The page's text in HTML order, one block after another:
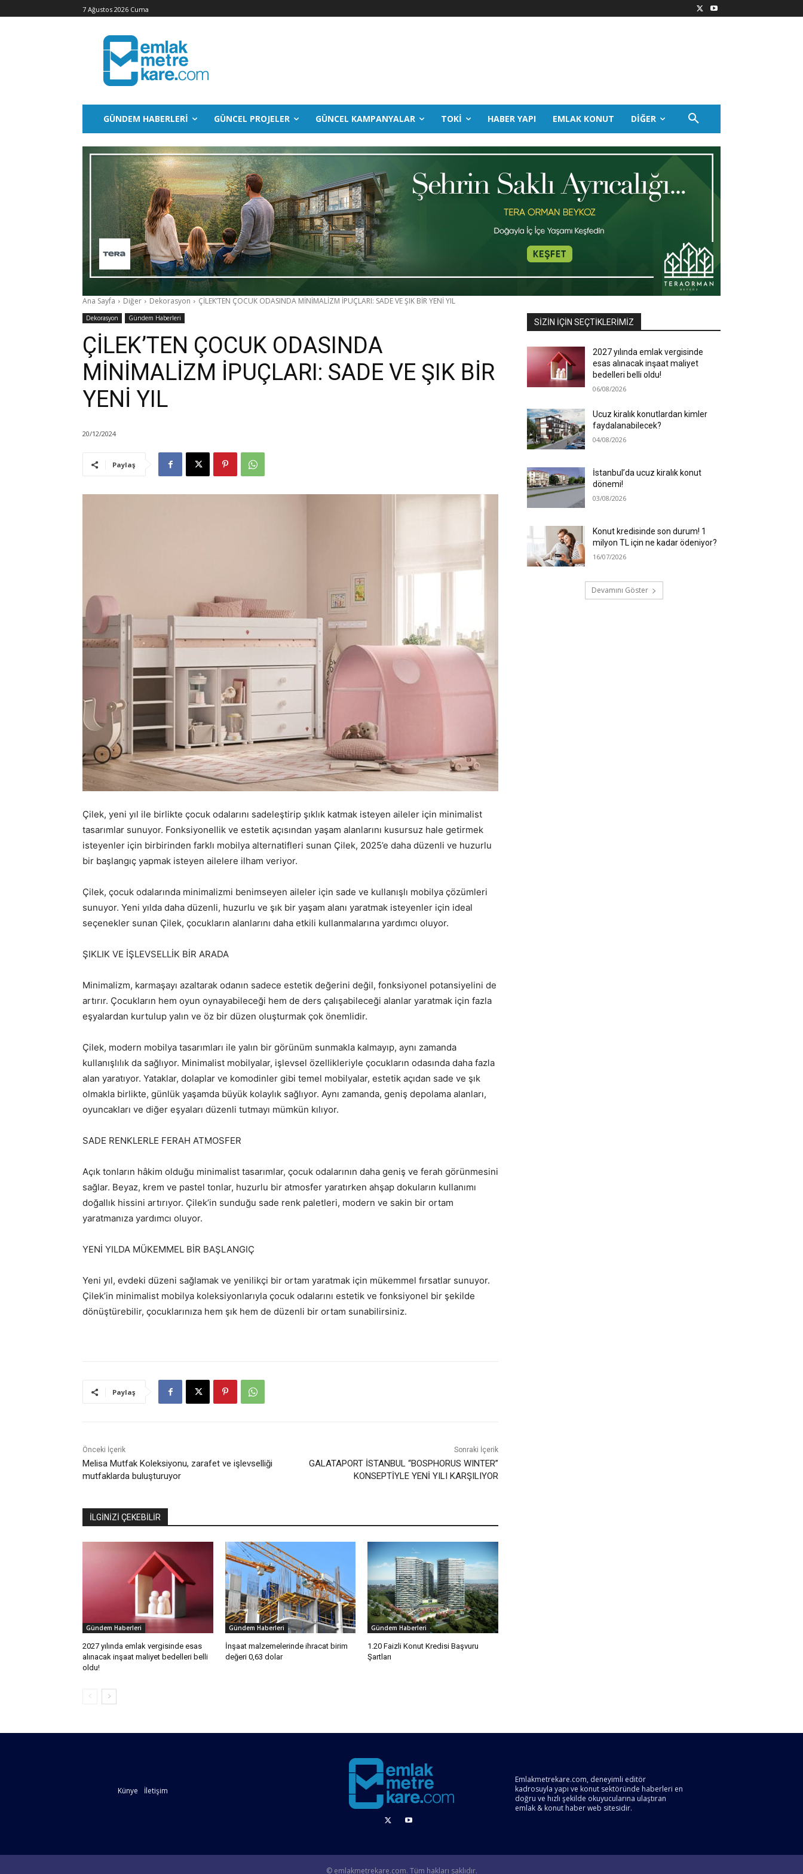
7 Ağustos 2026 Cuma
GÜNDEM HABERLERI GÜNCEL PROJELER GÜNCEL KAMPANYALAR TOKİ HABER YAPI EMLAK KONUT DIĞER
Ana Sayfa Diğer Dekorasyon ÇİLEK’TEN ÇOCUK ODASINDA MİNİMALİZM İPUÇLARI: SADE VE ŞIK BİR YENİ YIL
Dekorasyon Gündem Haberleri
ÇİLEK’TEN ÇOCUK ODASINDA
MİNİMALİZM İPUÇLARI: SADE VE ŞIK BİR
YENİ YIL
20/12/2024
Paylaş
Çilek, yeni yıl ile birlikte çocuk odalarını sadeleştirip şıklık katmak isteyen aileler için minimalist
tasarımlar sunuyor. Fonksiyonellik ve estetik açısından yaşam alanlarını kusursuz hale getirmek
isteyenler için birbirinden farklı mobilya alternatifleri sunan Çilek, 2025’e daha düzenli ve huzurlu
bir başlangıç yapmak isteyen ailelere ilham veriyor.
Çilek, çocuk odalarında minimalizmi benimseyen aileler için sade ve kullanışlı mobilya çözümleri
sunuyor. Yeni yılda daha düzenli, huzurlu ve şık bir yaşam alanı yaratmak isteyenler için ideal
seçenekler sunan Çilek, çocukların alanlarını daha etkili kullanmalarına yardımcı oluyor.
ŞIKLIK VE İŞLEVSELLİK BİR ARADA
Minimalizm, karmaşayı azaltarak odanın sadece estetik değerini değil, fonksiyonel potansiyelini de
artırır. Çocukların hem oyun oynayabileceği hem de ders çalışabileceği alanlar yaratmak için fazla
eşyalardan kurtulup yalın ve öz bir düzen oluşturmak çok önemlidir.
Çilek, modern mobilya tasarımları ile yalın bir görünüm sunmakla kalmayıp, aynı zamanda
kullanışlılık da sağlıyor. Minimalist mobilyalar, işlevsel özellikleriyle çocukların odasında daha fazla
alan yaratıyor. Yataklar, dolaplar ve komodinler gibi temel mobilyalar, estetik açıdan sade ve şık
olmakla birlikte, günlük yaşamda büyük kolaylık sağlıyor. Aynı zamanda, geniş depolama alanları,
oyuncakları ve diğer eşyaları düzenli tutmayı mümkün kılıyor.
SADE RENKLERLE FERAH ATMOSFER
Açık tonların hâkim olduğu minimalist tasarımlar, çocuk odalarının daha geniş ve ferah görünmesini
sağlar. Beyaz, krem ve pastel tonlar, huzurlu bir atmosfer yaratırken ahşap dokuların kullanımı
doğallık hissini artırıyor. Çilek’in sunduğu sade renk paletleri, modern ve sakin bir ortam
yaratmanıza yardımcı oluyor.
YENİ YILDA MÜKEMMEL BİR BAŞLANGIÇ
Yeni yıl, evdeki düzeni sağlamak ve yenilikçi bir ortam yaratmak için mükemmel fırsatlar sunuyor.
Çilek’in minimalist mobilya koleksiyonlarıyla çocuk odalarını estetik ve fonksiyonel bir şekilde
dönüştürebilir, çocuklarınıza hem şık hem de düzenli bir ortam sunabilirsiniz.
Paylaş
Önceki İçerik
Melisa Mutfak Koleksiyonu, zarafet ve işlevselliği
mutfaklarda buluşturuyor
Sonraki İçerik
GALATAPORT İSTANBUL “BOSPHORUS WINTER”
KONSEPTİYLE YENİ YILI KARŞILIYOR
İLGİNİZİ ÇEKEBİLİR
Gündem Haberleri
2027 yılında emlak vergisinde esas
alınacak inşaat maliyet bedelleri belli
oldu!
Gündem Haberleri
İnşaat malzemelerinde ihracat birim
değeri 0,63 dolar
Gündem Haberleri
1.20 Faizli Konut Kredisi Başvuru
Şartları
SIZIN İÇIN SEÇTIKLERIMIZ
2027 yılında emlak vergisinde
esas alınacak inşaat maliyet
bedelleri belli oldu!
06/08/2026
Ucuz kiralık konutlardan kimler
faydalanabilecek?
04/08/2026
İstanbul’da ucuz kiralık konut
dönemi!
03/08/2026
Konut kredisinde son durum! 1
milyon TL için ne kadar ödeniyor?
16/07/2026
Devamını Göster
Künye İletişim
Emlakmetrekare.com, deneyimli editör
kadrosuyla yapı ve konut sektöründe haberleri en
doğru ve hızlı şekilde okuyucularına ulaştıran
emlak & konut haber web sitesidir.
© emlakmetrekare.com. Tüm hakları saklıdır.